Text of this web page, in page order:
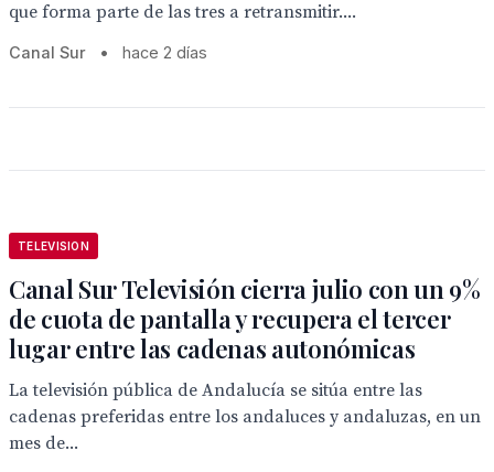
que forma parte de las tres a retransmitir....
Canal Sur • hace 2 días
TELEVISION
Canal Sur Televisión cierra julio con un 9%
de cuota de pantalla y recupera el tercer
lugar entre las cadenas autonómicas
La televisión pública de Andalucía se sitúa entre las
cadenas preferidas entre los andaluces y andaluzas, en un
mes de...